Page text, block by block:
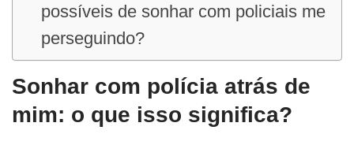
possíveis de sonhar com policiais me
perseguindo?
Sonhar com polícia atrás de
mim: o que isso significa?